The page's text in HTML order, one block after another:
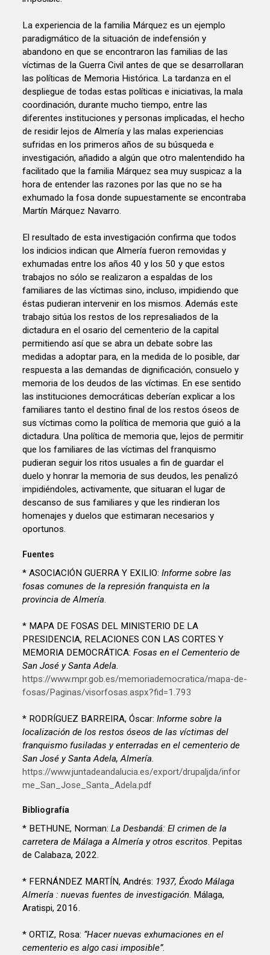
La experiencia de la familia Márquez es un ejemplo
paradigmático de la situación de indefensión y
abandono en que se encontraron las familias de las
víctimas de la Guerra Civil antes de que se desarrollaran
las políticas de Memoria Histórica. La tardanza en el
despliegue de todas estas políticas e iniciativas, la mala
coordinación, durante mucho tiempo, entre las
diferentes instituciones y personas implicadas, el hecho
de residir lejos de Almería y las malas experiencias
sufridas en los primeros años de su búsqueda e
investigación, añadido a algún que otro malentendido ha
facilitado que la familia Márquez sea muy suspicaz a la
hora de entender las razones por las que no se ha
exhumado la fosa donde supuestamente se encontraba
Martín Márquez Navarro.
El resultado de esta investigación confirma que todos
los indicios indican que Almería fueron removidas y
exhumadas entre los años 40 y los 50 y que estos
trabajos no sólo se realizaron a espaldas de los
familiares de las víctimas sino, incluso, impidiendo que
éstas pudieran intervenir en los mismos. Además este
trabajo sitúa los restos de los represaliados de la
dictadura en el osario del cementerio de la capital
permitiendo así que se abra un debate sobre las
medidas a adoptar para, en la medida de lo posible, dar
respuesta a las demandas de dignificación, consuelo y
memoria de los deudos de las víctimas. En ese sentido
las instituciones democráticas deberían explicar a los
familiares tanto el destino final de los restos óseos de
sus víctimas como la política de memoria que guió a la
dictadura. Una política de memoria que, lejos de permitir
que los familiares de las víctimas del franquismo
pudieran seguir los ritos usuales a fin de guardar el
duelo y honrar la memoria de sus deudos, les penalizó
impidiéndoles, activamente, que situaran el lugar de
descanso de sus familiares y que les rindieran los
homenajes y duelos que estimaran necesarios y
oportunos.
Fuentes
* ASOCIACIÓN GUERRA Y EXILIO:Informe sobre las
fosas comunes de la represión franquista en la
provincia de Almería.
* MAPA DE FOSAS DEL MINISTERIO DE LA
PRESIDENCIA, RELACIONES CON LAS CORTES Y
MEMORIA DEMOCRÁTICA:Fosas en el Cementerio de
San José y Santa Adela.
https://www.mpr.gob.es/memoriademocratica/mapa-de-
fosas/Paginas/visorfosas.aspx?fid=1.793
* RODRÍGUEZ BARREIRA, Óscar:Informe sobre la
localización de los restos óseos de las víctimas del
franquismo fusiladas y enterradas en el cementerio de
San José y Santa Adela, Almería.
https://www.juntadeandalucia.es/export/drupaljda/infor
me_San_Jose_Santa_Adela.pdf
Bibliografía
* BETHUNE, Norman:La Desbandá: El crimen de la
carretera de Málaga a Almería y otros escritos. Pepitas
de Calabaza, 2022.
* FERNÁNDEZ MARTÍN, Andrés: 1937, Éxodo Málaga
Almería : nuevas fuentes de investigación. Málaga,
Aratispi, 2016.
* ORTIZ, Rosa: “Hacer nuevas exhumaciones en el
cementerio es algo casi imposible”.